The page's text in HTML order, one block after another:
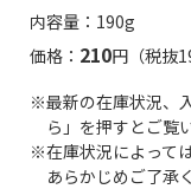
内容量：190g
価格： 210円（税抜
※最新の在庫状況、
ら」を押すとご覧
※在庫状況によって
あらかじめご了承